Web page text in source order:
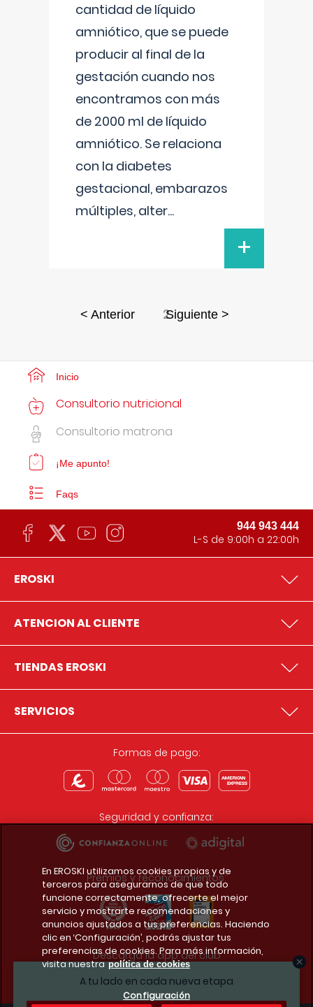
cantidad de líquido
amniótico, que se puede
producir al final de la
gestación cuando nos
encontramos con más
de 2000 ml de líquido
amniótico. Se relaciona
con la diabetes
gestacional, embarazos
múltiples, alter...
+
< Anterior 2Siguiente >
A tu lado en cada nueva etapa
Inicio
Consultorio nutricional
Consultorio matrona
¡Me apunto!
Faqs
944 943 444
L-S de 9:00h a 22:00h
EROSKI
ATENCION AL CLIENTE
TIENDAS EROSKI
SERVICIOS
Formas de pago:
Seguridad y confianza:
Premios y reconocimientos:
Descarga la app del club
En EROSKI utilizamos cookies propias y de
terceros para asegurarnos de que todo
funcione correctamente, ofrecerte el mejor
servicio y mostrarte recomendaciones y
anuncios ajustados a tus preferencias. Haciendo
clic en ‘Configuración’, podrás ajustar tus
preferencias de cookies. Para más información,
visita nuestra política de cookies
Configuración